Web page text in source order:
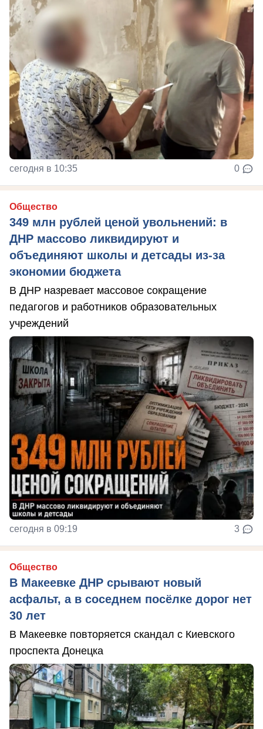
сегодня в 10:35 0
Общество
349 млн рублей ценой увольнений: в
ДНР массово ликвидируют и
объединяют школы и детсады из-за
экономии бюджета
В ДНР назревает массовое сокращение
педагогов и работников образовательных
учреждений
сегодня в 09:19 3
Общество
В Макеевке ДНР срывают новый
асфальт, а в соседнем посёлке дорог нет
30 лет
В Макеевке повторяется скандал с Киевского
проспекта Донецка